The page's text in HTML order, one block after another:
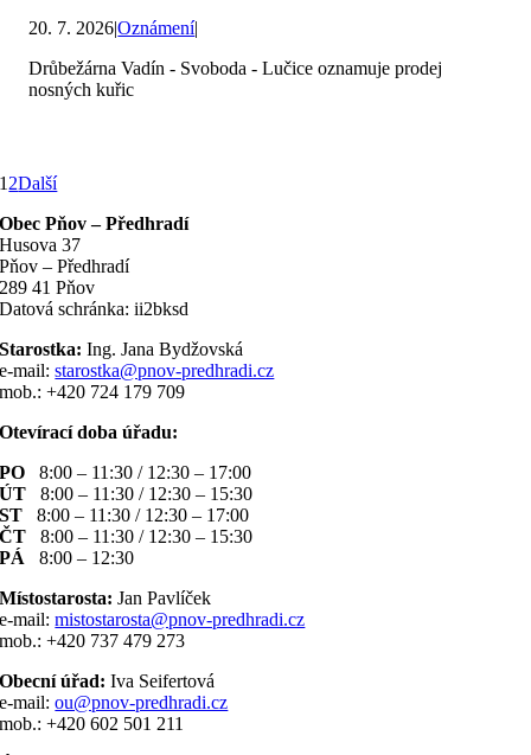
20. 7. 2026|Oznámení|
Drůbežárna Vadín - Svoboda - Lučice oznamuje prodej
nosných kuřic
1 2Další
Obec Pňov – Předhradí
Husova 37
Pňov – Předhradí
289 41 Pňov
Datová schránka: ii2bksd
Starostka: Ing. Jana Bydžovská
e-mail:starostka@pnov-predhradi.cz
mob.: +420 724 179 709
Otevírací doba úřadu:
PO
8:00 – 11:30 / 12:30 – 17:00
ÚT
8:00 – 11:30 / 12:30 – 15:30
ST
8:00 – 11:30 / 12:30 – 17:00
ČT
8:00 – 11:30 / 12:30 – 15:30
PÁ
8:00 – 12:30
Místostarosta: Jan Pavlíček
e-mail:mistostarosta@pnov-predhradi.cz
mob.: +420 737 479 273
Obecní úřad: Iva Seifertová
e-mail:ou@pnov-predhradi.cz
mob.: +420 602 501 211